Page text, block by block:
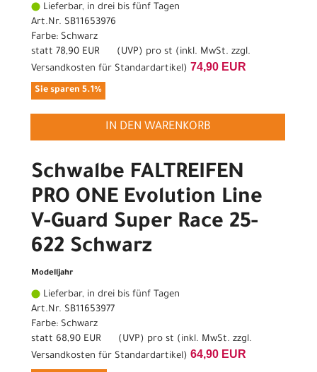
Lieferbar, in drei bis fünf Tagen
Art.Nr. SB11653976
Farbe: Schwarz
statt 78,90 EUR ( UVP) pro st (inkl. MwSt. zzgl.
Versandkosten für Standardartikel) 74,90 EUR
Sie sparen 5.1%
IN DEN WARENKORB
Schwalbe FALTREIFEN
PRO ONE Evolution Line
V-Guard Super Race 25-
622 Schwarz
Modelljahr
Lieferbar, in drei bis fünf Tagen
Art.Nr. SB11653977
Farbe: Schwarz
statt 68,90 EUR ( UVP) pro st (inkl. MwSt. zzgl.
Versandkosten für Standardartikel) 64,90 EUR